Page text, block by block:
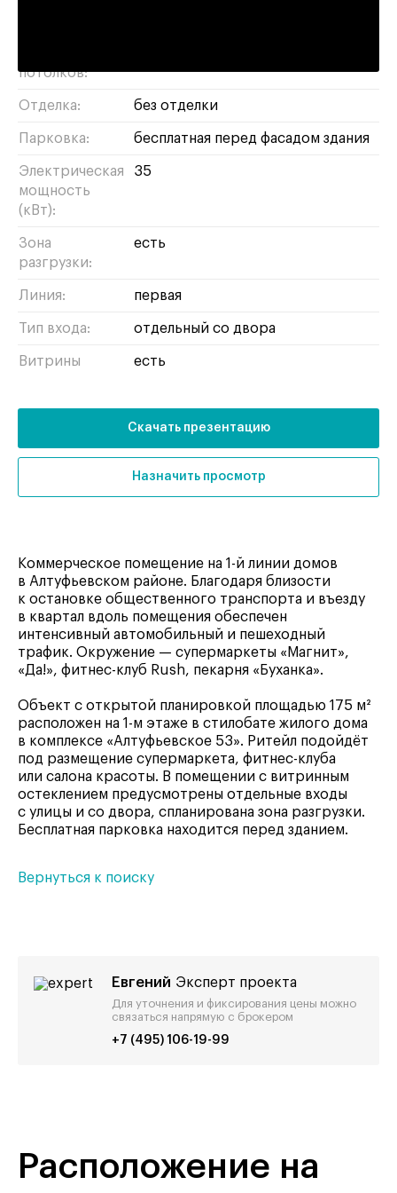
потолков:
Отделка: без отделки
Парковка: бесплатная перед фасадом здания
Электрическая
мощность
(кВт):
35
Зона
разгрузки:
есть
Линия: первая
Тип входа: отдельный со двора
Витрины есть
Скачать презентацию
Назначить просмотр
Коммерческое помещение на 1-й линии домов
в Алтуфьевском районе. Благодаря близости
к остановке общественного транспорта и въезду
в квартал вдоль помещения обеспечен
интенсивный автомобильный и пешеходный
трафик. Окружение — супермаркеты «Магнит»,
«Да!», фитнес-клуб Rush, пекарня «Буханка».
Объект с открытой планировкой площадью 175 м²
расположен на 1-м этаже в стилобате жилого дома
в комплексе «Алтуфьевское 53». Ритейл подойдёт
под размещение супермаркета, фитнес-клуба
или салона красоты. В помещении с витринным
остеклением предусмотрены отдельные входы
с улицы и со двора, спланирована зона разгрузки.
Бесплатная парковка находится перед зданием.
Вернуться к поиску
Евгений Эксперт проекта
Для уточнения и фиксирования цены можно
связаться напрямую с брокером
+7 (495) 106-19-99
Расположение на